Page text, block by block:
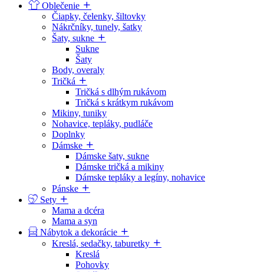
Oblečenie
Čiapky, čelenky, šiltovky
Nákrčníky, tunely, šatky
Šaty, sukne
Sukne
Šaty
Body, overaly
Tričká
Tričká s dlhým rukávom
Tričká s krátkym rukávom
Mikiny, tuniky
Nohavice, tepláky, pudláče
Doplnky
Dámske
Dámske šaty, sukne
Dámske tričká a mikiny
Dámske tepláky a legíny, nohavice
Pánske
Sety
Mama a dcéra
Mama a syn
Nábytok a dekorácie
Kreslá, sedačky, taburetky
Kreslá
Pohovky